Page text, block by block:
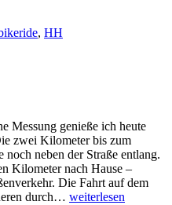
, HH
Messung genieße ich heute
zwei Kilometer bis zum
neben der Straße entlang.
Kilometer nach Hause –
Die Fahrt auf dem
durch… Hausrunde
weiterlesen